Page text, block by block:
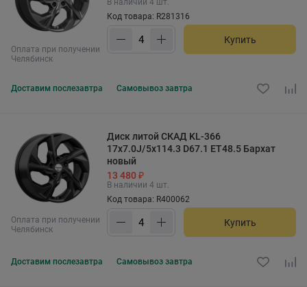
Оплата при получении
Челябинск
В наличии 4 шт.
Код товара: R281316
Купить
Доставим послезавтра Самовывоз завтра
Оплата при получении
Челябинск
Диск литой СКАД KL-366
17x7.0J/5x114.3 D67.1 ET48.5 Бархат
новый
13 480 ₽
В наличии 4 шт.
Код товара: R400062
Купить
Доставим послезавтра Самовывоз завтра